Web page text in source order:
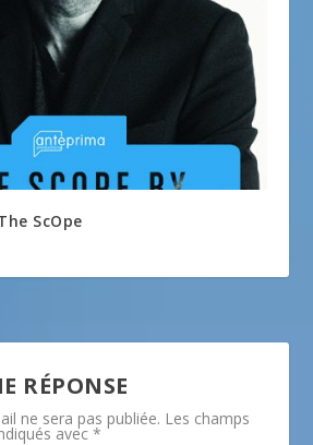
ScOpe
RÉPONSE
ne sera pas publiée. Les champs
avec*